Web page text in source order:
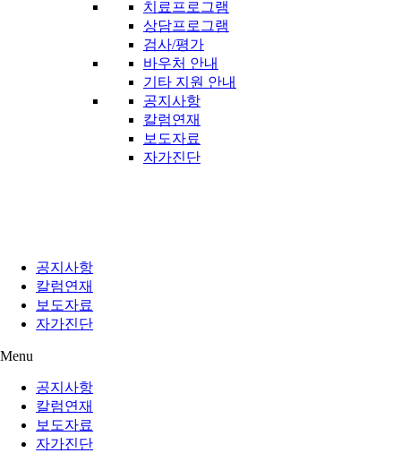
치료프로그램
상담프로그램
검사/평가
바우처 안내
기타 지원 안내
공지사항
칼럼연재
보도자료
자가진단
공지사항
칼럼연재
보도자료
자가진단
Menu
공지사항
칼럼연재
보도자료
자가진단